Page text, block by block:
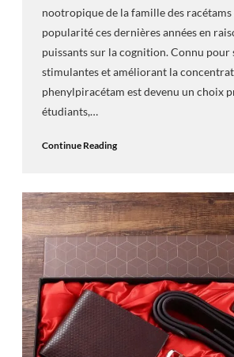
nootropique de la famille des racétams
popularité ces dernières années en
puissants sur la cognition. Connu pour
stimulantes et améliorant la
phenylpiracétam est devenu un choix
étudiants,…
Continue Reading